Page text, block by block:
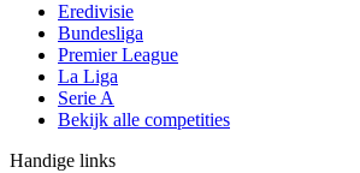
Eredivisie
Bundesliga
Premier League
La Liga
Serie A
Bekijk alle competities
Handige links